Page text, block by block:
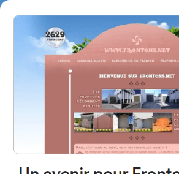
RECHERCHER UN
PROPOSER UN
4867
frontons